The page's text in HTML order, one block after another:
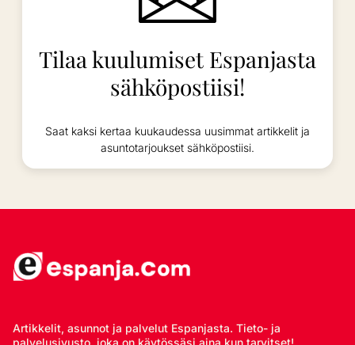
Tilaa kuulumiset Espanjasta
sähköpostiisi!
Saat kaksi kertaa kuukaudessa uusimmat artikkelit ja
asuntotarjoukset sähköpostiisi.
Artikkelit, asunnot ja palvelut Espanjasta. Tieto- ja
palvelusivusto, joka on käytössäsi aina kun tarvitset!